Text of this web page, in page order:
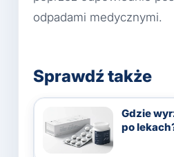
odpadami medycznymi.
Sprawdź także
Gdzie
po